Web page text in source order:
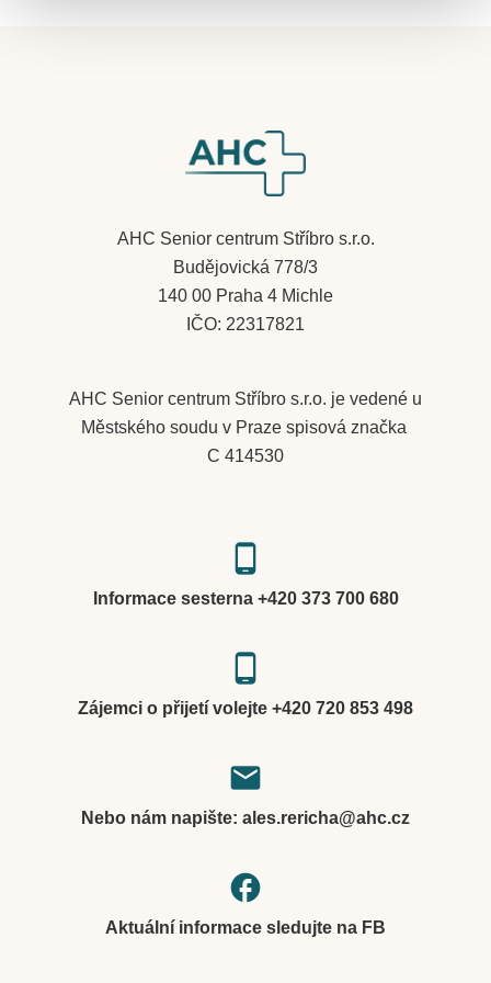
​AHC Senior centrum Stříbro s.r.o.
Budějovická 778/3
140 00 Praha 4 Michle
IČO: 22317821
AHC Senior centrum Stříbro s.r.o. je vedené u
Městského soudu v Praze spisová značka
C 414530
phone_android
Informace sesterna +420 373 700 680
phone_android
Zájemci o přijetí volejte +420 720 853 498
local_post_office
Nebo nám napište: ales.rericha@ahc.cz
facebook
Aktuální informace sledujte na FB